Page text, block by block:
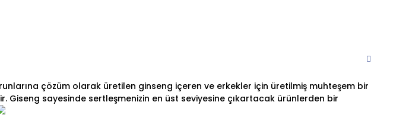
çözüm olarak üretilen ginseng içeren ve erkekler için üretilmiş muhteşem bir
Giseng sayesinde sertleşmenizin en üst seviyesine çıkartacak ürünlerden bir